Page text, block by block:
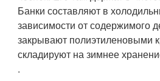
Банки составляют в
зависимости от содержимого
закрывают полиэтиленовыми
складируют на зимнее
.